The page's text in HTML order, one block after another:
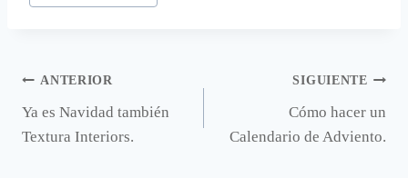
Navegación
de
ANTERIOR
Ya es Navidad también
Textura Interiors.
SIGUIENTE
Cómo hacer un
Calendario de Adviento.